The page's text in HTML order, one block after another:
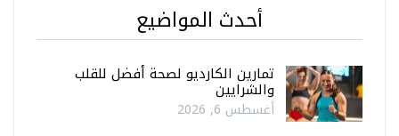
أحدث المواضيع
تمارين الكارديو لصحة أفضل للقلب
والشرايين
أغسطس 6, 2026